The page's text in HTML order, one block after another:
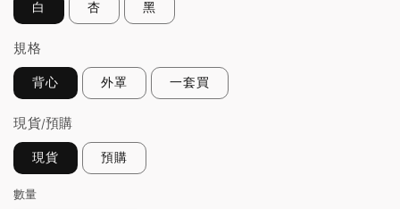
白 杏 黑
規格
背心 外罩 一套買
現貨/預購
現貨 預購
數量